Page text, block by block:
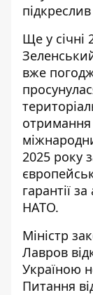
підкреслив
Ще у січні
вже
2025 року
гарантії
НАТО.
Міністр
Лавров
Україною
Питання